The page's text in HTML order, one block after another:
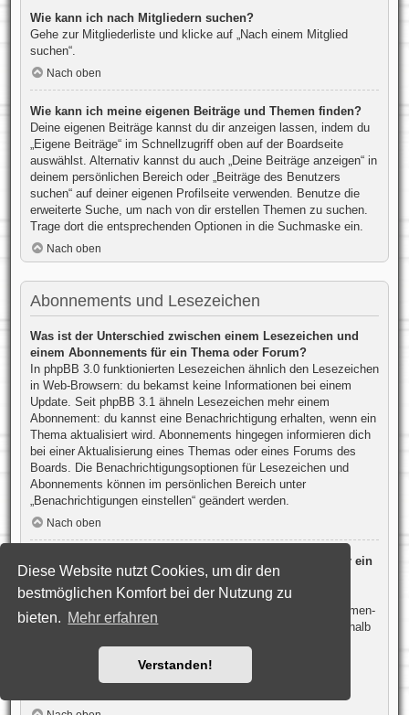
Diese Website nutzt Cookies, um dir den
bestmöglichen Komfort bei der Nutzung zu
bieten. Mehr erfahren
Verstanden!
Wie kann ich nach Mitgliedern suchen?
Gehe zur Mitgliederliste und klicke auf „Nach einem Mitglied
suchen“.
Nach oben
Wie kann ich meine eigenen Beiträge und Themen finden?
Deine eigenen Beiträge kannst du dir anzeigen lassen, indem du
„Eigene Beiträge“ im Schnellzugriff oben auf der Boardseite
auswählst. Alternativ kannst du auch „Deine Beiträge anzeigen“ in
deinem persönlichen Bereich oder „Beiträge des Benutzers
suchen“ auf deiner eigenen Profilseite verwenden. Benutze die
erweiterte Suche, um nach von dir erstellen Themen zu suchen.
Trage dort die entsprechenden Optionen in die Suchmaske ein.
Nach oben
Abonnements und Lesezeichen
Was ist der Unterschied zwischen einem Lesezeichen und
einem Abonnements für ein Thema oder Forum?
In phpBB 3.0 funktionierten Lesezeichen ähnlich den Lesezeichen
in Web-Browsern: du bekamst keine Informationen bei einem
Update. Seit phpBB 3.1 ähneln Lesezeichen mehr einem
Abonnement: du kannst eine Benachrichtigung erhalten, wenn ein
Thema aktualisiert wird. Abonnements hingegen informieren dich
bei einer Aktualisierung eines Themas oder eines Forums des
Boards. Die Benachrichtigungsoptionen für Lesezeichen und
Abonnements können im persönlichen Bereich unter
„Benachrichtigungen einstellen“ geändert werden.
Nach oben
Wie kann ich ein Lesezeichen auf ein Thema setzen oder ein
Thema abonnieren?
Du kannst ein Lesezeichen auf ein Thema setzen oder es
abonnieren, in dem du die entsprechende Option in den „Themen-
Optionen“ auswählst, die sich normalerweise ober- und unterhalb
des Diskussionsverlaufs des Themas befinden.
Wenn du bei der Antwort auf ein Thema die Option „Mich
benachrichtigen, sobald eine Antwort geschrieben wurde“